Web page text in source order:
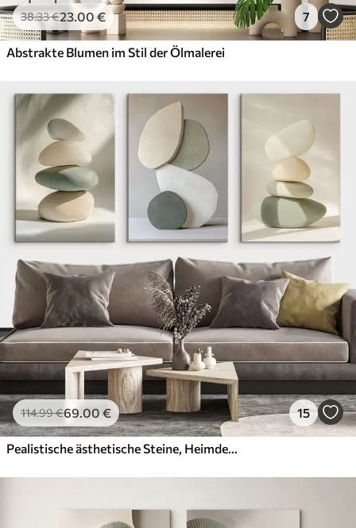
38.33€23.00 € 7
Abstrakte Blumen im Stil der Ölmalerei
114.99€69.00 € 15
Pealistische ästhetische Steine, Heimdekoration, natürliche Beleuchtung